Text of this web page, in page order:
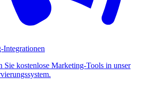
Integrationen
Sie kostenlose Marketing-Tools in unser